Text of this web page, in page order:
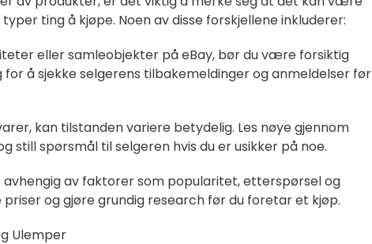
ting å kjøpe. Noen av disse forskjellene inkluderer:
eller samleobjekter på eBay, bør du være forsiktig
å sjekke selgerens tilbakemeldinger og anmeldelser før
kan tilstanden variere betydelig. Les nøye gjennom
still spørsmål til selgeren hvis du er usikker på noe.
avhengig av faktorer som popularitet, etterspørsel og
og gjøre grundig research før du foretar et kjøp.
Ulemper